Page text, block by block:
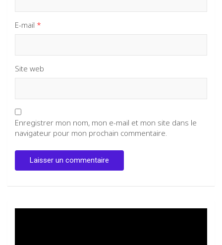
E-mail *
Site web
Enregistrer mon nom, mon e-mail et mon site dans le
navigateur pour mon prochain commentaire.